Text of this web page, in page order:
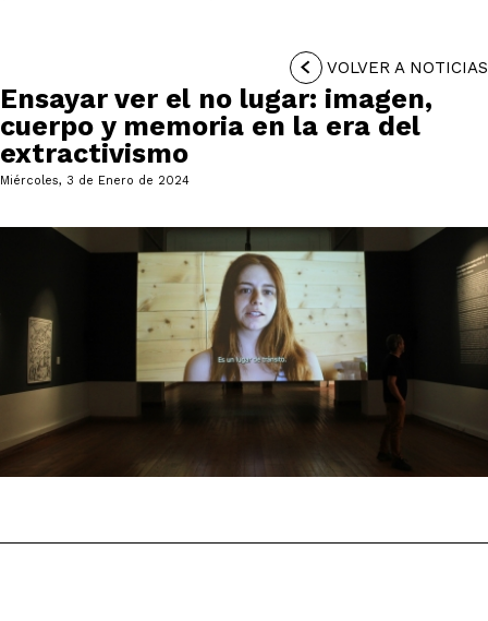
VOLVER A NOTICIAS
Ensayar ver el no lugar: imagen,
cuerpo y memoria en la era del
extractivismo
Miércoles, 3 de Enero de 2024